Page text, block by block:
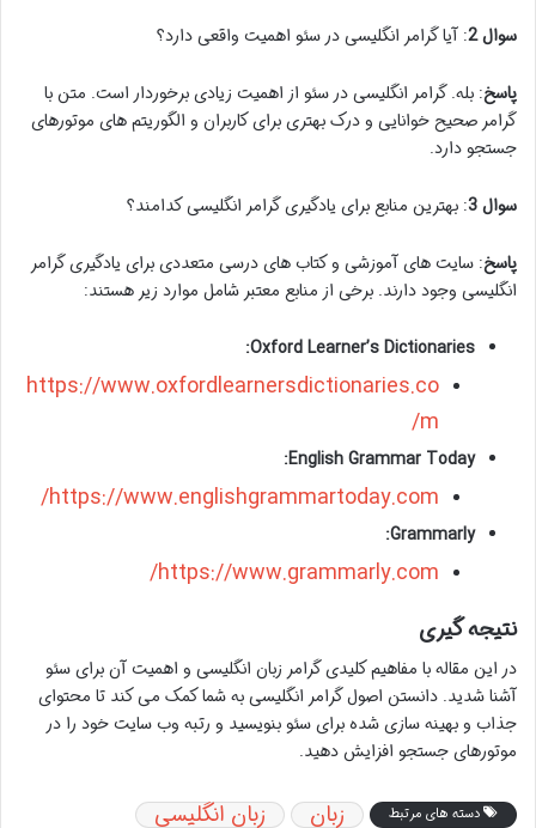
سوال 2 : آیا گرامر انگلیسی در سئو اهمیت واقعی دارد؟
پاسخ: بله. گرامر انگلیسی در سئو از اهمیت زیادی برخوردار است. متن با
گرامر صحیح خوانایی و درک بهتری برای کاربران و الگوریتم های موتورهای
جستجو دارد.
سوال 3 : بهترین منابع برای یادگیری گرامر انگلیسی کدامند؟
پاسخ: سایت های آموزشی و کتاب های درسی متعددی برای یادگیری گرامر
انگلیسی وجود دارند. برخی از منابع معتبر شامل موارد زیر هستند:
Oxford Learner’s Dictionaries:
https://www.oxfordlearnersdictionaries.co
m/
English Grammar Today:
https://www.englishgrammartoday.com/
Grammarly:
https://www.grammarly.com/
نتیجه گیری
در این مقاله با مفاهیم کلیدی گرامر زبان انگلیسی و اهمیت آن برای سئو
آشنا شدید. دانستن اصول گرامر انگلیسی به شما کمک می کند تا محتوای
جذاب و بهینه سازی شده برای سئو بنویسید و رتبه وب سایت خود را در
موتورهای جستجو افزایش دهید.
دسته های مرتبط زبان زبان انگلیسی